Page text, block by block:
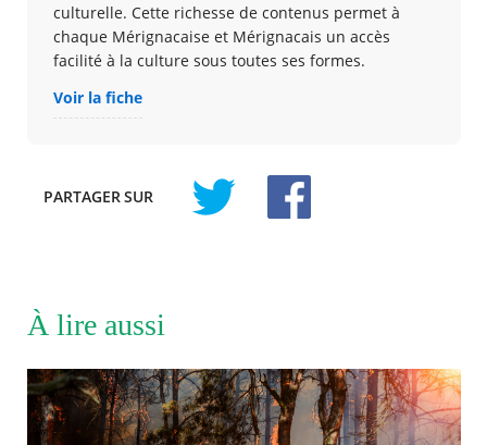
culturelle. Cette richesse de contenus permet à
chaque Mérignacaise et Mérignacais un accès
facilité à la culture sous toutes ses formes.
Voir la fiche
PARTAGER SUR
À lire aussi